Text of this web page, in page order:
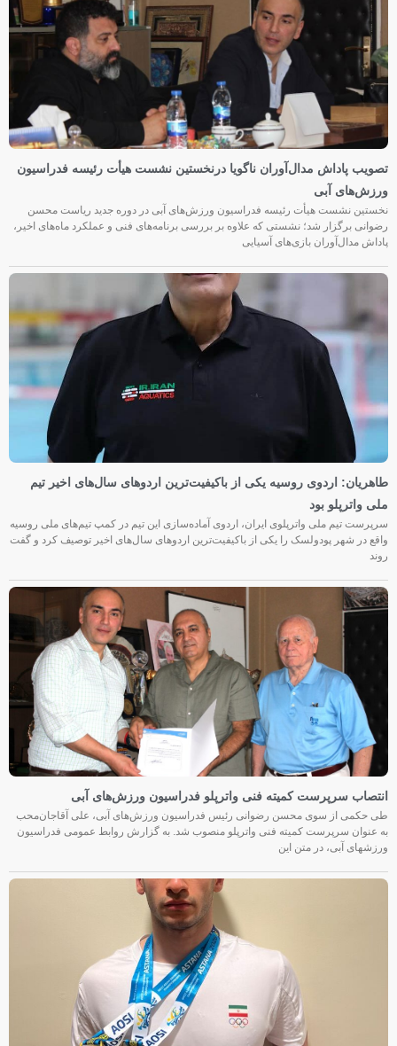
تصویب پاداش مدال‌آوران ناگویا درنخستین نشست هیأت رئیسه فدراسیون
ورزش‌های آبی
نخستین نشست هیأت رئیسه فدراسیون ورزش‌های آبی در دوره جدید ریاست محسن
رضوانی برگزار شد؛ نشستی که علاوه بر بررسی برنامه‌های فنی و عملکرد ماه‌های اخیر،
پاداش مدال‌آوران بازی‌های آسیایی
طاهریان: اردوی روسیه یکی از باکیفیت‌ترین اردوهای سال‌های اخیر تیم
ملی واترپلو بود
سرپرست تیم ملی واترپلوی ایران، اردوی آماده‌سازی این تیم در کمپ تیم‌های ملی روسیه
واقع در شهر پودولسک را یکی از باکیفیت‌ترین اردوهای سال‌های اخیر توصیف کرد و گفت
روند
انتصاب سرپرست کمیته فنی واترپلو فدراسیون ورزش‌های آبی
طی حکمی از سوی محسن رضوانی رئیس فدراسیون ورزش‌های آبی، علی آقاجان‌محب
به عنوان سرپرست کمیته فنی واترپلو منصوب شد. به گزارش روابط عمومی فدراسیون
ورزشهای آبی، در متن این